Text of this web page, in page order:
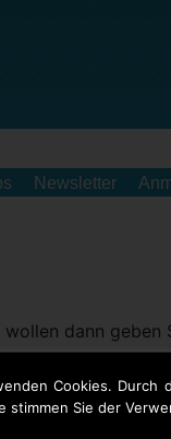
Cookies. Durch
stimmen Sie der
Newsletter
dann geben